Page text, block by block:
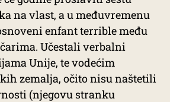
na vlast, a u međuvremenu
enfant terrible među
Učestali verbalni
Unije, te vodećim
zemalja, očito nisu naštetili
(njegovu stranku